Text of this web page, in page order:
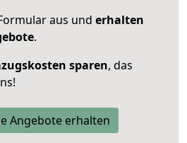
aus und erhalten
.
sparen, das
Angebote erhalten